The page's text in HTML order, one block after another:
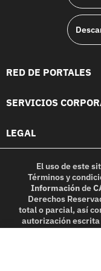
RED DE PORTALES
SERVICIOS
LEGAL
El uso de este
Términos y
Informaciónde
Derechos
total o parcial, así
autorización
in part, or